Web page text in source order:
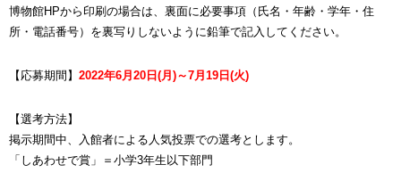
博物館HPから印刷の場合は、裏面に必要事項（氏名・年齢・学年・住
所・電話番号）を裏写りしないように鉛筆で記入してください。
【応募期間】 2022年6月20日(月)～7月19日(火)
【選考方法】
掲示期間中、入館者による人気投票での選考とします。
「しあわせで賞」＝小学3年生以下部門